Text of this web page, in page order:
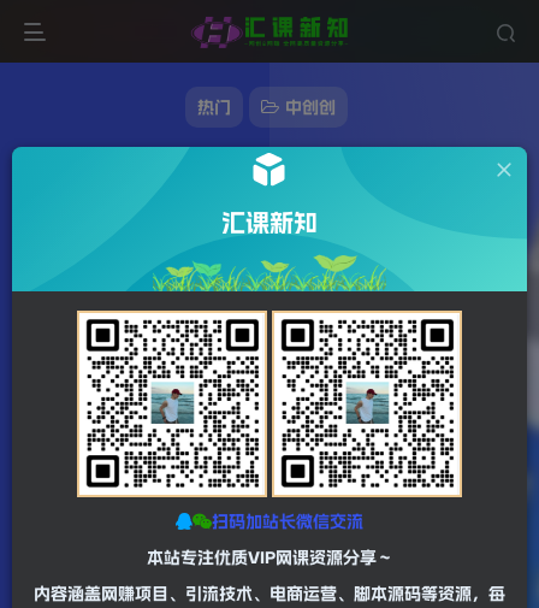
热门 中创创
本地生活运营师实操课，​手机短视频拍摄剪
辑，基础抖音运营逻辑
2023-12-22
1608
该作者已发布78164篇文章
汇课新知
扫码加站长微信交流
本站专注优质VIP网课资源分享～
内容涵盖网赚项目、引流技术、电商运营、脚本源码等资源，每